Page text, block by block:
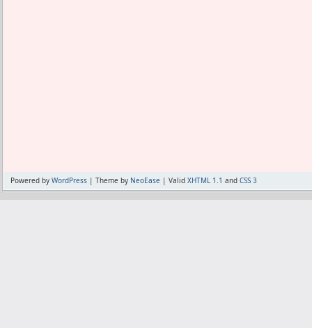
Powered by WordPress | Theme by NeoEase | Valid XHTML 1.1 and CSS 3